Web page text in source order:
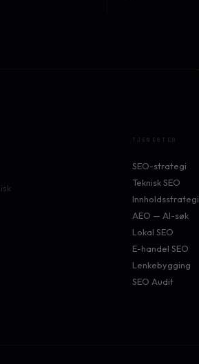
TJENESTER
SEO-strategi
Teknisk SEO
Innholdsstrategi
AEO — AI-søk
Lokal SEO
E-handel SEO
Lenkebygging
SEO Audit